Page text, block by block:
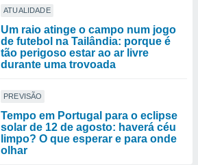
ATUALIDADE
Um raio atinge o campo num jogo
de futebol na Tailândia: porque é
tão perigoso estar ao ar livre
durante uma trovoada
PREVISÃO
Tempo em Portugal para o eclipse
solar de 12 de agosto: haverá céu
limpo? O que esperar e para onde
olhar